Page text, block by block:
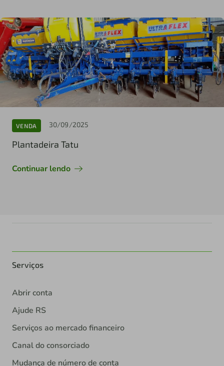
VENDA 30/09/2025
Plantadeira Tatu
Continuar lendo
Serviços
Abrir conta
Ajude RS
Serviços ao mercado financeiro
Canal do consorciado
Mudança de número de conta